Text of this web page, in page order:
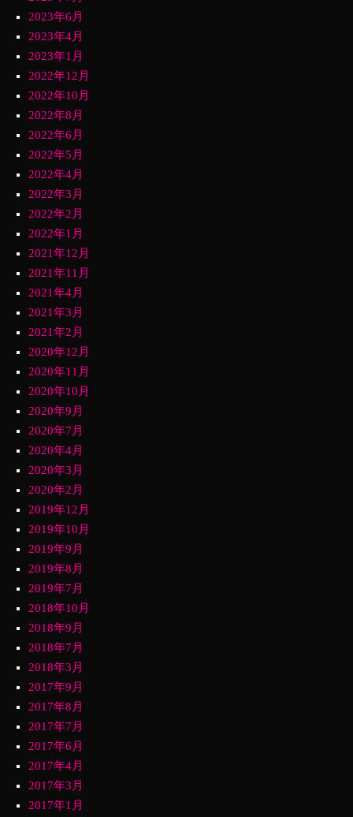
2023年6月
2023年4月
2023年1月
2022年12月
2022年10月
2022年8月
2022年6月
2022年5月
2022年4月
2022年3月
2022年2月
2022年1月
2021年12月
2021年11月
2021年4月
2021年3月
2021年2月
2020年12月
2020年11月
2020年10月
2020年9月
2020年7月
2020年4月
2020年3月
2020年2月
2019年12月
2019年10月
2019年9月
2019年8月
2019年7月
2018年10月
2018年9月
2018年7月
2018年3月
2017年9月
2017年8月
2017年7月
2017年6月
2017年4月
2017年3月
2017年1月